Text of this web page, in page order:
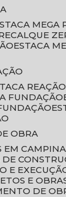
ESTACA
ESTACA
FUNDAÇÃO
OBRA
EM
DE
E
E
DE